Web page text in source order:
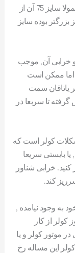
موتور متصل است که قطر کمتری داشته و معمولا سایز 75 آن از
بوده سایز
و خرابی آن, موجب
اما ممکن است
یاتاقان سمت
تا سریعا در
کولر است که
بایستی سریعا
خرابی شناور
کند.
به وجود نیامده ,
از کار
موتور کولر و یا
این مساله رخ